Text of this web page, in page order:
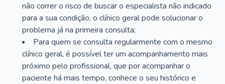
não correr o risco de buscar o especialista não indicado
para a sua condição, o clínico geral pode solucionar o
problema já na primeira consulta;
Para quem se consulta regularmente com o mesmo
clínico geral, é possível ter um acompanhamento mais
próximo pelo profissional, que por acompanhar o
paciente há mais tempo, conhece o seu histórico e